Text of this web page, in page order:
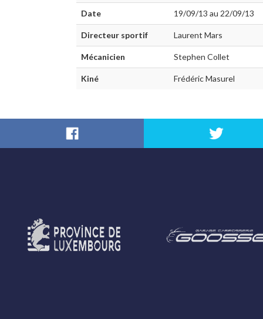
Date 19/09/13 au 22/09/13
Directeur sportif Laurent Mars
Mécanicien Stephen Collet
Kiné Frédéric Masurel